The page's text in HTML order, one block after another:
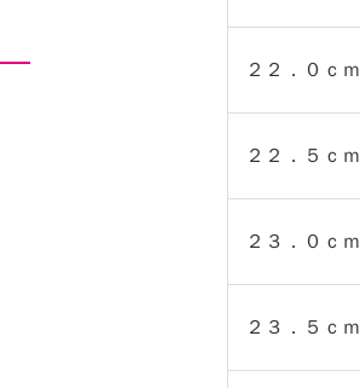
２２．０ｃｍ
２２．５ｃｍ
２３．０ｃｍ
２３．５ｃｍ